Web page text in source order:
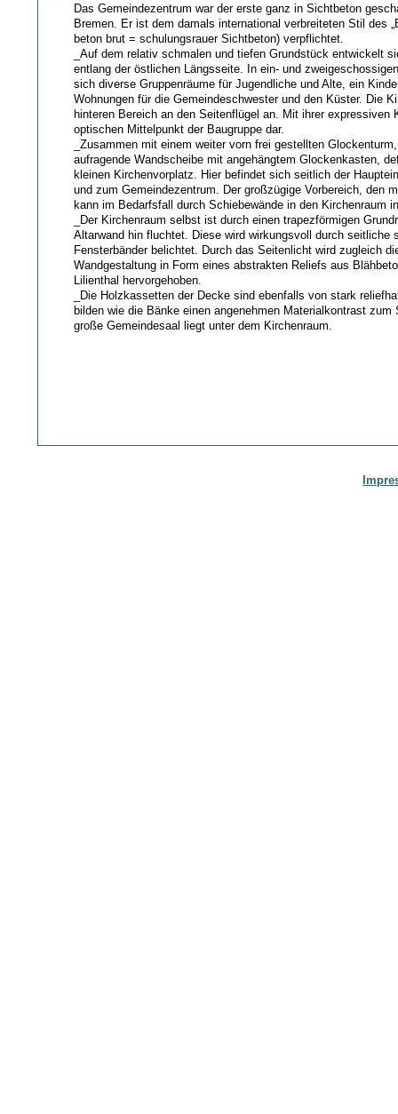
Das Gemeindezentrum war der erste ganz in Sichtbeton
Bremen. Er ist dem damals international verbreiteten Stil des
beton brut = schulungsrauer Sichtbeton) verpflichtet.
_Auf dem relativ schmalen und tiefen Grundstück entwickelt
entlang der östlichen Längsseite. In ein- und
sich diverse Gruppenräume für Jugendliche und Alte, ein
Wohnungen für die Gemeindeschwester und den Küster. Die
hinteren Bereich an den Seitenflügel an. Mit ihrer expressiven
optischen Mittelpunkt der Baugruppe dar.
_Zusammen mit einem weiter vorn frei gestellten
aufragende Wandscheibe mit angehängtem Glockenkasten,
kleinen Kirchenvorplatz. Hier befindet sich seitlich der
und zum Gemeindezentrum. Der großzügige Vorbereich, den
kann im Bedarfsfall durch Schiebewände in den Kirchenraum
_Der Kirchenraum selbst ist durch einen trapezförmigen
Altarwand hin fluchtet. Diese wird wirkungsvoll durch seitliche
Fensterbänder belichtet. Durch das Seitenlicht wird zugleich
Wandgestaltung in Form eines abstrakten Reliefs aus
Lilienthal hervorgehoben.
_Die Holzkassetten der Decke sind ebenfalls von stark
bilden wie die Bänke einen angenehmen Materialkontrast zum
große Gemeindesaal liegt unter dem Kirchenraum.